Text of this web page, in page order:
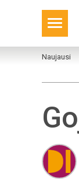
Naujausi